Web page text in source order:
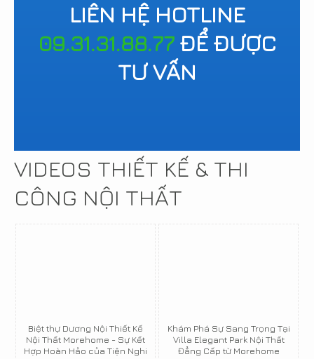
LIÊN HỆ HOTLINE
09.31.31.88.77ĐỂ ĐƯỢC
TƯ VẤN
VIDEOS THIẾT KẾ & THI
CÔNG NỘI THẤT
Biệt thự Dương Nội Thiết Kế
Nội Thất Morehome - Sự Kết
Hợp Hoàn Hảo của Tiện Nghi
Khám Phá Sự Sang Trọng Tại
Villa Elegant Park Nội Thất
Đẳng Cấp từ Morehome